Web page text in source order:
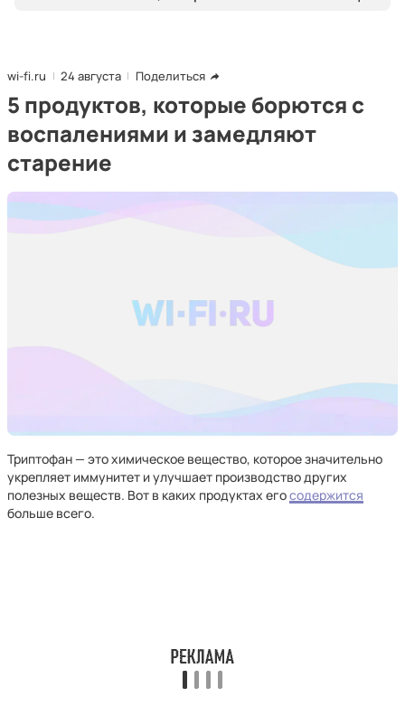
wi-fi.ru 24 августа Поделиться
5 продуктов, которые борются с
воспалениями и замедляют
старение
Триптофан — это химическое вещество, которое значительно
укрепляет иммунитет и улучшает производство других
полезных веществ. Вот в каких продуктах егосодержится
больше всего.